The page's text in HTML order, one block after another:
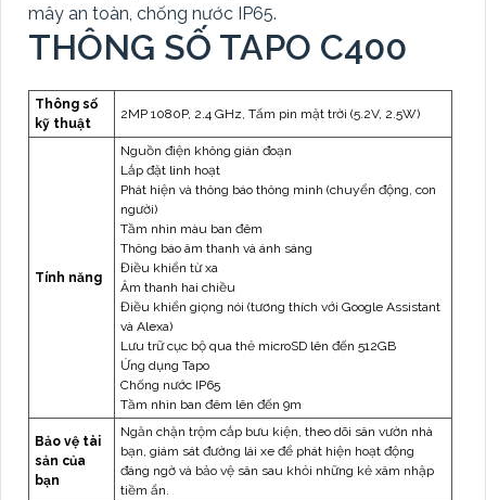
mây an toàn, chống nước IP65.
THÔNG SỐ TAPO C400
Thông số
kỹ thuật
2MP 1080P, 2.4 GHz, Tấm pin mặt trời (5.2V, 2.5W)
Tính năng
Nguồn điện không gián đoạn
Lắp đặt linh hoạt
Phát hiện và thông báo thông minh (chuyển động, con
người)
Tầm nhìn màu ban đêm
Thông báo âm thanh và ánh sáng
Điều khiển từ xa
Âm thanh hai chiều
Điều khiển giọng nói (tương thích với Google Assistant
và Alexa)
Lưu trữ cục bộ qua thẻ microSD lên đến 512GB
Ứng dụng Tapo
Chống nước IP65
Tầm nhìn ban đêm lên đến 9m
Bảo vệ tài
sản của
bạn
Ngăn chặn trộm cắp bưu kiện, theo dõi sân vườn nhà
bạn, giám sát đường lái xe để phát hiện hoạt động
đáng ngờ và bảo vệ sân sau khỏi những kẻ xâm nhập
tiềm ẩn.